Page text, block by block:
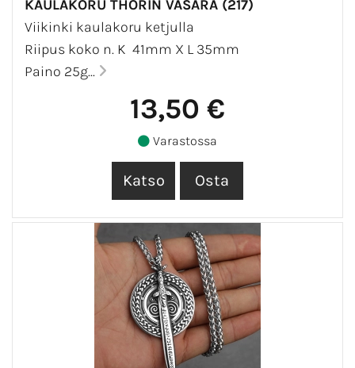
KAULAKORU THORIN VASARA (217)
Viikinki kaulakoru ketjulla
Riipus koko n. K 41mm X L 35mm
Paino 25g...
13,50 €
Varastossa